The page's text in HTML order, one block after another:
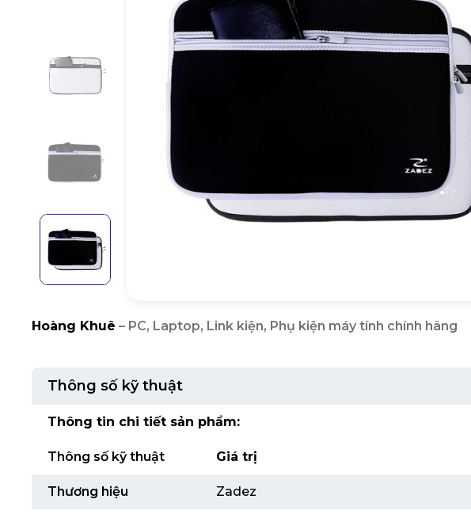
Hoàng Khuê – PC, Laptop, Link kiện, Phụ kiện máy tính chính hãng
Thông số kỹ thuật
Thông tin chi tiết sản phẩm:
Thông số kỹ thuật Giá trị
Thương hiệu Zadez